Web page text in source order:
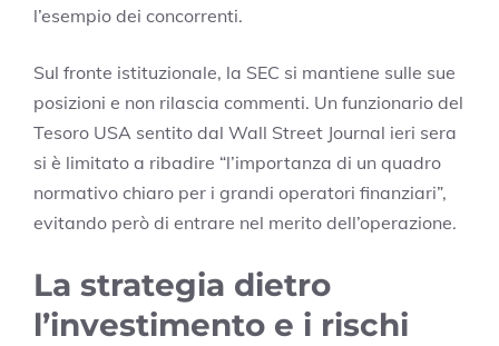
l’esempio dei concorrenti.
Sul fronte istituzionale, la SEC si mantiene sulle sue
posizioni e non rilascia commenti. Un funzionario del
Tesoro USA sentito dal Wall Street Journal ieri sera
si è limitato a ribadire “l’importanza di un quadro
normativo chiaro per i grandi operatori finanziari”,
evitando però di entrare nel merito dell’operazione.
La strategia dietro
l’investimento e i rischi